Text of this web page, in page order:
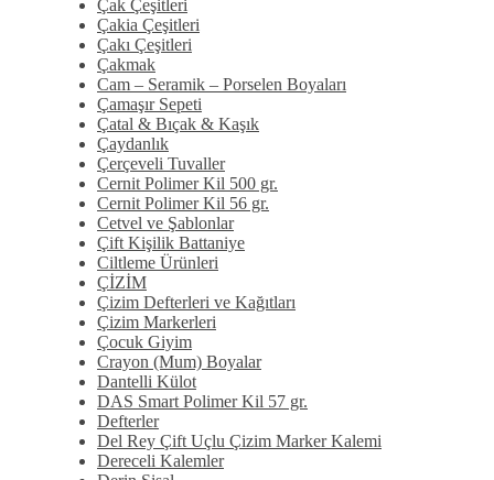
Çak Çeşitleri
Çakia Çeşitleri
Çakı Çeşitleri
Çakmak
Cam – Seramik – Porselen Boyaları
Çamaşır Sepeti
Çatal & Bıçak & Kaşık
Çaydanlık
Çerçeveli Tuvaller
Cernit Polimer Kil 500 gr.
Cernit Polimer Kil 56 gr.
Cetvel ve Şablonlar
Çift Kişilik Battaniye
Ciltleme Ürünleri
ÇİZİM
Çizim Defterleri ve Kağıtları
Çizim Markerleri
Çocuk Giyim
Crayon (Mum) Boyalar
Dantelli Külot
DAS Smart Polimer Kil 57 gr.
Defterler
Del Rey Çift Uçlu Çizim Marker Kalemi
Dereceli Kalemler